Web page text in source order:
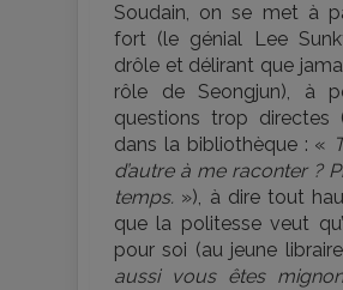
Soudain, on se met à
fort (le génial Lee
drôle et délirant que
rôle de Seongjun), à
questions trop directes
dans la bibliothèque : «
d’autre à me raconter ?
temps. »), à dire tout
que la politesse veut
pour soi (au jeune
aussi vous êtes